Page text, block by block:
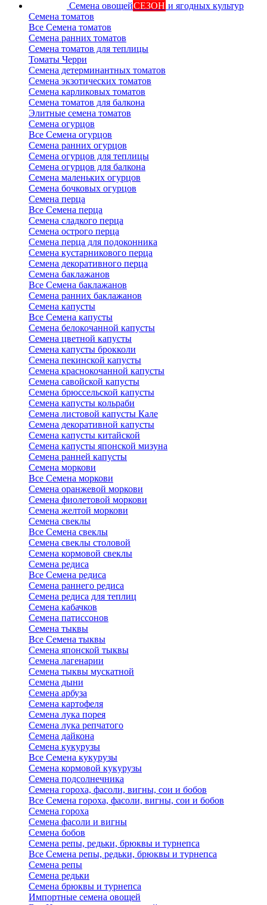
Семена овощейСЕЗОН и ягодных культур
Семена томатов
Все Семена томатов
Семена ранних томатов
Семена томатов для теплицы
Томаты Черри
Семена детерминантных томатов
Семена экзотических томатов
Семена карликовых томатов
Семена томатов для балкона
Элитные семена томатов
Семена огурцов
Все Семена огурцов
Семена ранних огурцов
Семена огурцов для теплицы
Семена огурцов для балкона
Семена маленьких огурцов
Семена бочковых огурцов
Семена перца
Все Семена перца
Семена сладкого перца
Семена острого перца
Семена перца для подоконника
Семена кустарникового перца
Семена декоративного перца
Семена баклажанов
Все Семена баклажанов
Семена ранних баклажанов
Семена капусты
Все Семена капусты
Семена белокочанной капусты
Семена цветной капусты
Семена капусты брокколи
Семена пекинской капусты
Семена краснокочанной капусты
Семена савойской капусты
Семена брюссельской капусты
Семена капусты кольраби
Семена листовой капусты Кале
Семена декоративной капусты
Семена капусты китайской
Семена капусты японской мизуна
Семена ранней капусты
Семена моркови
Все Семена моркови
Семена оранжевой моркови
Семена фиолетовой моркови
Семена желтой моркови
Семена свеклы
Все Семена свеклы
Семена свеклы столовой
Семена кормовой свеклы
Семена редиса
Все Семена редиса
Семена раннего редиса
Семена редиса для теплиц
Семена кабачков
Семена патиссонов
Семена тыквы
Все Семена тыквы
Семена японской тыквы
Семена лагенарии
Семена тыквы мускатной
Семена дыни
Семена арбуза
Семена картофеля
Семена лука порея
Семена лука репчатого
Семена дайкона
Семена кукурузы
Все Семена кукурузы
Семена кормовой кукурузы
Семена подсолнечника
Семена гороха, фасоли, вигны, сои и бобов
Все Семена гороха, фасоли, вигны, сои и бобов
Семена гороха
Семена фасоли и вигны
Семена бобов
Семена репы, редьки, брюквы и турнепса
Все Семена репы, редьки, брюквы и турнепса
Семена репы
Семена редьки
Семена брюквы и турнепса
Импортные семена овощей